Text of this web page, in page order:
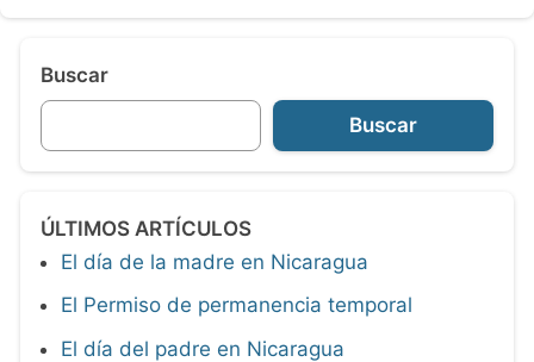
Buscar
Buscar
ÚLTIMOS ARTÍCULOS
El día de la madre en Nicaragua
El Permiso de permanencia temporal
El día del padre en Nicaragua